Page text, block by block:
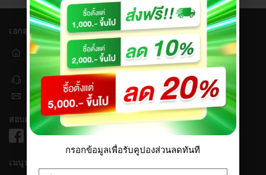
เอกสุวรรณเกษตร
241/11 หมู่ 17 ถ.กาญจนาภิเษก แขวง
ศาลาธรรมสพน์ เขตทวีวัฒนา กรุงเทพมหานคร 10170
064-353-5151 หรือ 064-353-2626
eksuwanased2001@gmail.com
สอบถามข้อมูลเพิ่มเติม
เมนูทั้งหมด
กรอกข้อมูลเพื่อรับคูปองส่วนลดทันที